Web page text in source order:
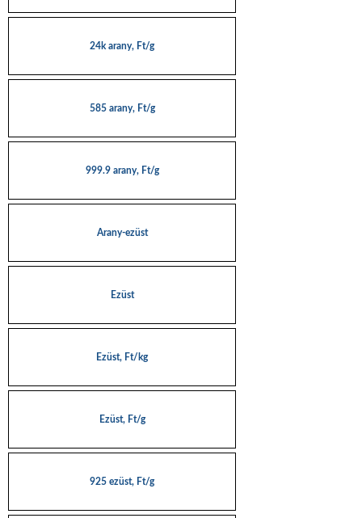
24k arany, Ft/g
585 arany, Ft/g
999.9 arany, Ft/g
Arany-ezüst
Ezüst
Ezüst, Ft/kg
Ezüst, Ft/g
925 ezüst, Ft/g